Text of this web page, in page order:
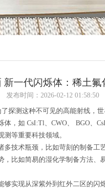
新一代闪烁体：稀土氟
发布时间：2026-02-12 01:58:50
测这种不可见的高能射线，世
，如 CsI:Tl、CWO、 BGO、
等重要科技领域。
技术瓶颈，比如苛刻的制备工
，比如简易的湿化学制备方法、
现从深紫外到红外二区的闪